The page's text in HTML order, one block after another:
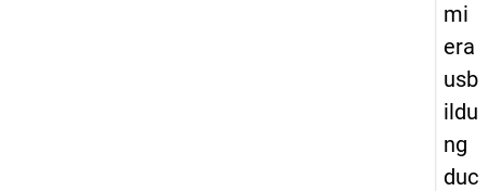
mi
era
usb
ildu
ng
duc